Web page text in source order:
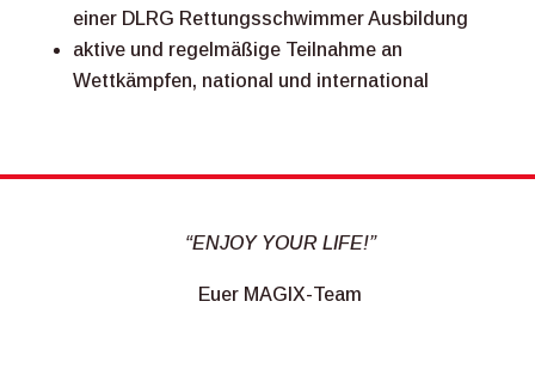
einer DLRG Rettungsschwimmer Ausbildung
aktive und regelmäßige Teilnahme an
Wettkämpfen, national und international
“ENJOY YOUR LIFE!”
Euer MAGIX-Team